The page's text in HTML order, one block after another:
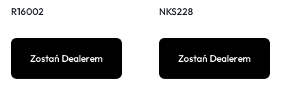
R16002
Zostań Dealerem
NKS228
Zostań Dealerem